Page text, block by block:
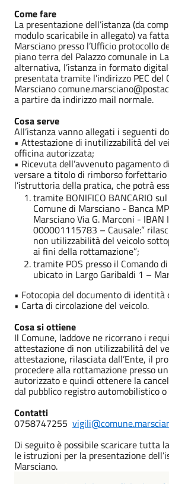
Come fare
La presentazione dell’istanza (da
modulo scaricabile in allegato) va
Marsciano presso l’Ufficio protocollo
piano terra del Palazzo comunale in
alternativa, l’istanza in formato
presentata tramite l’indirizzo PEC del
Marsciano
a partire da indirizzo mail normale.
Cosa serve
All’istanza vanno allegati i seguenti
• Attestazione di inutilizzabilità del
officina autorizzata;
• Ricevuta dell’avvenuto pagamento
versare a titolo di rimborso forfettario
l’istruttoria della pratica, che potrà
tramite BONIFICO BANCARIO
Comune di Marsciano - Banca
Marsciano Via G. Marconi -
000001115783 – Causale:”
non utilizzabilità del veicolo
ai fini della rottamazione”;
tramite POS presso il Comando
ubicato in Largo Garibaldi 1 –
• Fotocopia del documento di identità
• Carta di circolazione del veicolo.
Cosa si ottiene
Il Comune, laddove ne ricorrano i
attestazione di non utilizzabilità del
attestazione, rilasciata dall’Ente, il
procedere alla rottamazione presso
autorizzato e quindi ottenere la
dal pubblico registro automobilistico
Contatti
0758747255
Di seguito è possibile scaricare tutta
le istruzioni per la presentazione
Marsciano.